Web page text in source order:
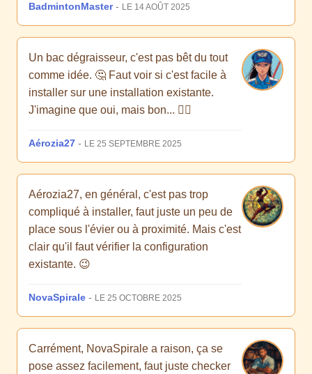
BadmintonMaster- LE 14 AOÛT 2025
Un bac dégraisseur, c'est pas bêt du tout
comme idée. 🤔 Faut voir si c'est facile à
installer sur une installation existante.
J'imagine que oui, mais bon... 🤷‍♂️
Aérozia27 - LE 25 SEPTEMBRE 2025
Aérozia27, en général, c'est pas trop
compliqué à installer, faut juste un peu de
place sous l'évier ou à proximité. Mais c'est
clair qu'il faut vérifier la configuration
existante. 😉
NovaSpirale - LE 25 OCTOBRE 2025
Carrément, NovaSpirale a raison, ça se
pose assez facilement, faut juste checker